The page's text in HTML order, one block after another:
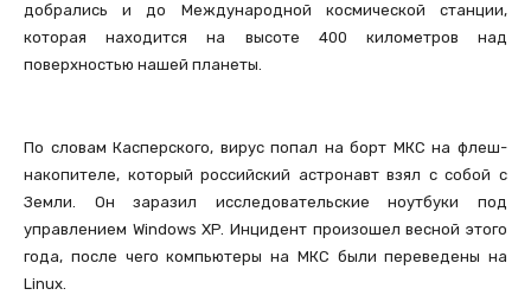
добрались и до Международной космической станции,
которая находится на высоте 400 километров над
поверхностью нашей планеты.
По словам Касперского, вирус попал на борт МКС на флеш-
накопителе, который российский астронавт взял с собой с
Земли. Он заразил исследовательские ноутбуки под
управлением Windows XP. Инцидент произошел весной этого
года, после чего компьютеры на МКС были переведены на
Linux.